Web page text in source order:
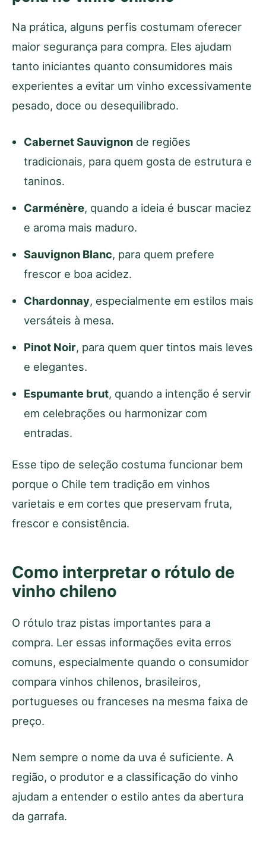
Na prática, alguns perfis costumam oferecer
maior segurança para compra. Eles ajudam
tanto iniciantes quanto consumidores mais
experientes a evitar um vinho excessivamente
pesado, doce ou desequilibrado.
Cabernet Sauvignon de regiões
tradicionais, para quem gosta de estrutura e
taninos.
Carménère, quando a ideia é buscar maciez
e aroma mais maduro.
Sauvignon Blanc, para quem prefere
frescor e boa acidez.
Chardonnay, especialmente em estilos mais
versáteis à mesa.
Pinot Noir, para quem quer tintos mais leves
e elegantes.
Espumante brut, quando a intenção é servir
em celebrações ou harmonizar com
entradas.
Esse tipo de seleção costuma funcionar bem
porque o Chile tem tradição em vinhos
varietais e em cortes que preservam fruta,
frescor e consistência.
Como interpretar o rótulo de
vinho chileno
O rótulo traz pistas importantes para a
compra. Ler essas informações evita erros
comuns, especialmente quando o consumidor
compara vinhos chilenos, brasileiros,
portugueses ou franceses na mesma faixa de
preço.
Nem sempre o nome da uva é suficiente. A
região, o produtor e a classificação do vinho
ajudam a entender o estilo antes da abertura
da garrafa.